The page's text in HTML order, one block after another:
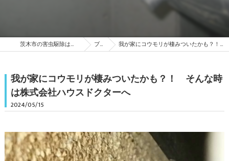
茨木市の害虫駆除は株式会社ハウスドクター ブログ 我が家にコウモリが棲みついたかも？！ そんな時は株式会社ハウスドクターへ
我が家にコウモリが棲みついたかも？！ そんな時
は株式会社ハウスドクターへ
2024/05/15